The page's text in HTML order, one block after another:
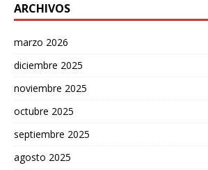
ARCHIVOS
marzo 2026
diciembre 2025
noviembre 2025
octubre 2025
septiembre 2025
agosto 2025